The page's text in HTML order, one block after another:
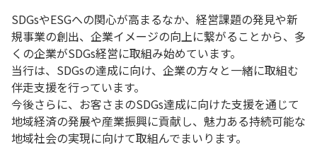
SDGsやESGへの関心が高まるなか、経営課題の発見や新
規事業の創出、企業イメージの向上に繋がることから、多
くの企業がSDGs経営に取組み始めています。
当行は、SDGsの達成に向け、企業の方々と一緒に取組む
伴走支援を行っています。
今後さらに、お客さまのSDGs達成に向けた支援を通じて
地域経済の発展や産業振興に貢献し、魅力ある持続可能な
地域社会の実現に向けて取組んでまいります。